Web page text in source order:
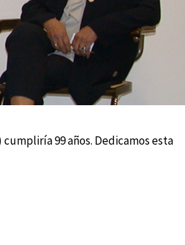
99 años. Dedicamos esta